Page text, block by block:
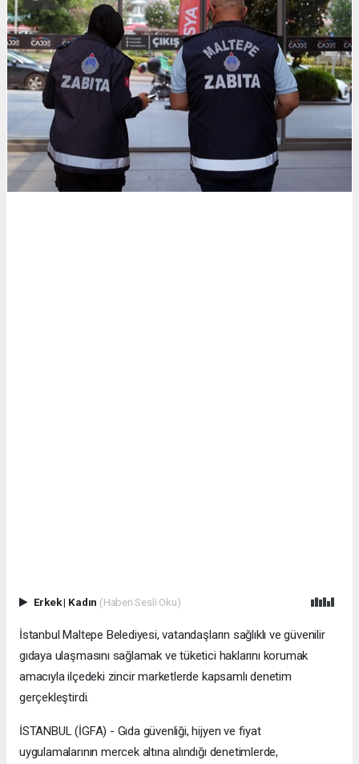
Erkek| Kadın (Haberi Sesli Oku)
İstanbul Maltepe Belediyesi, vatandaşların sağlıklı ve güvenilir
gıdaya ulaşmasını sağlamak ve tüketici haklarını korumak
amacıyla ilçedeki zincir marketlerde kapsamlı denetim
gerçekleştirdi.
İSTANBUL (İGFA) - Gıda güvenliği, hijyen ve fiyat
uygulamalarının mercek altına alındığı denetimlerde,